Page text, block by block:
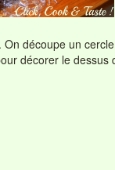
découpe un
décorer le dessus